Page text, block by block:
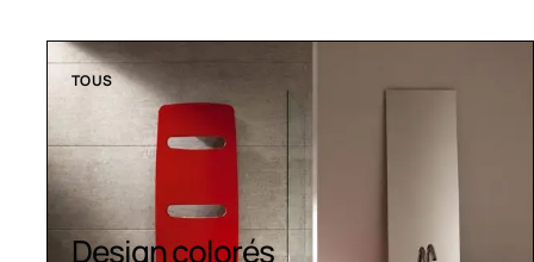
TOUS
Design colorés